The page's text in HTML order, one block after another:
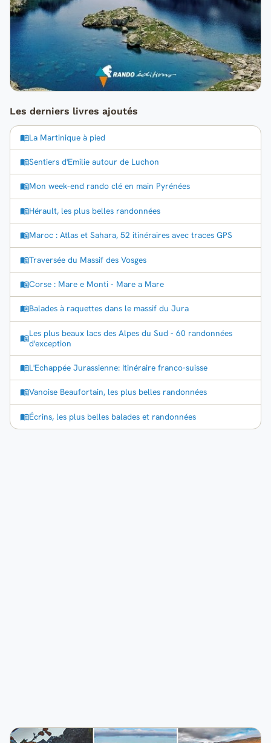
Les derniers livres ajoutés
La Martinique à pied
Sentiers d'Emilie autour de Luchon
Mon week-end rando clé en main Pyrénées
Hérault, les plus belles randonnées
Maroc : Atlas et Sahara, 52 itinéraires avec traces GPS
Traversée du Massif des Vosges
Corse : Mare e Monti - Mare a Mare
Balades à raquettes dans le massif du Jura
Les plus beaux lacs des Alpes du Sud - 60 randonnées
d'exception
L'Echappée Jurassienne: Itinéraire franco-suisse
Vanoise Beaufortain, les plus belles randonnées
Écrins, les plus belles balades et randonnées